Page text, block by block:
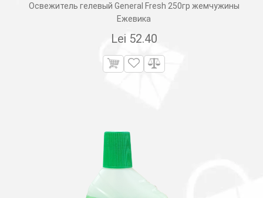
Освежитель гелевый General Fresh 250гр жемчужины
Ежевика
Lei 52.40